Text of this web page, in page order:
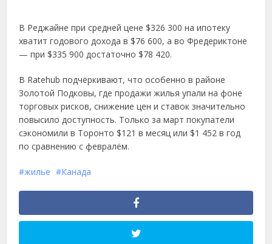
В Реджайне при средней цене $326 300 на ипотеку
хватит годового дохода в $76 600, а во Фредериктоне
— при $335 900 достаточно $78 420.
В Ratehub подчёркивают, что особенно в районе
Золотой Подковы, где продажи жилья упали на фоне
торговых рисков, снижение цен и ставок значительно
повысило доступность. Только за март покупатели
сэкономили в Торонто $121 в месяц или $1 452 в год
по сравнению с февралём.
жилье Канада